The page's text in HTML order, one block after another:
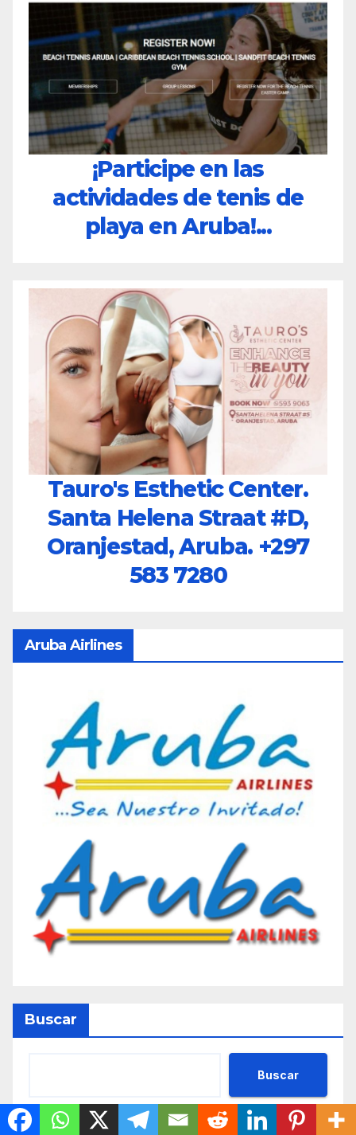
¡Participe en las
actividades de tenis de
playa en Aruba!...
Tauro's Esthetic Center.
Santa Helena Straat #D,
Oranjestad, Aruba. +297
583 7280
Aruba Airlines
Buscar
Buscar